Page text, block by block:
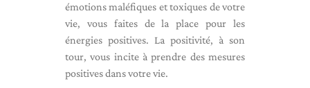
émotions maléfiques et toxiques de votre
vie, vous faites de la place pour les
énergies positives. La positivité, à son
tour, vous incite à prendre des mesures
positives dans votre vie.